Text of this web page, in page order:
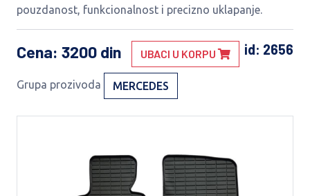
pouzdanost, funkcionalnost i precizno uklapanje.
Cena: 3200 din id: 2656
UBACI U KORPU
Grupa prozivoda MERCEDES